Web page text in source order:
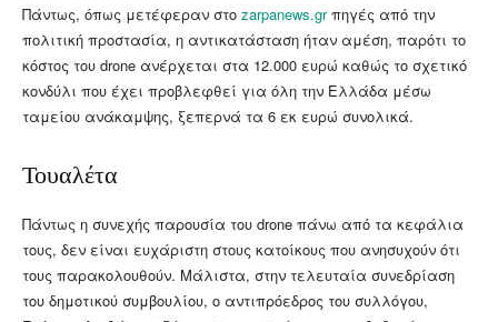
Πάντως, όπως μετέφεραν στο zarpanews.grπηγές από την
πολιτική προστασία, η αντικατάσταση ήταν αμέση, παρότι το
κόστος του drone ανέρχεται στα 12.000 ευρώ καθώς το σχετικό
κονδύλι που έχει προβλεφθεί για όλη την Ελλάδα μέσω
ταμείου ανάκαμψης, ξεπερνά τα 6 εκ ευρώ συνολικά.
Τουαλέτα
Πάντως η συνεχής παρουσία του drone πάνω από τα κεφάλια
τους, δεν είναι ευχάριστη στους κατοίκους που ανησυχούν ότι
τους παρακολουθούν. Μάλιστα, στην τελευταία συνεδρίαση
του δημοτικού συμβουλίου, ο αντιπρόεδρος του συλλόγου,